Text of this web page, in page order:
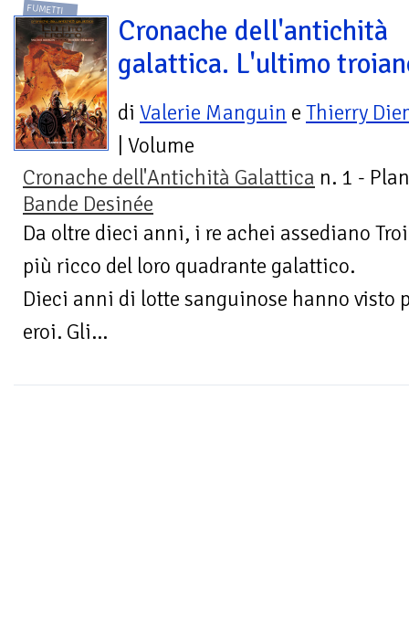
FUMETTI
Cronache dell'antichità
galattica. L'ultimo
di Valerie Manguin e Thierry
| Volume
Cronache dell'Antichità Galattica n. 1 -
Bande Desinée
Da oltre dieci anni, i re achei assediano
più ricco del loro quadrante galattico.
Dieci anni di lotte sanguinose hanno visto
eroi. Gli...